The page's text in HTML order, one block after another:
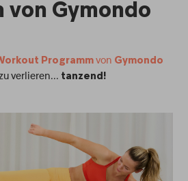
von Gymondo
Programm von Gymondo
verlieren... tanzend!